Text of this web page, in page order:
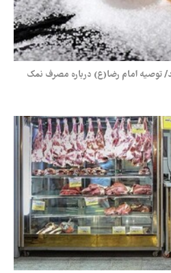
توصیه امام رضا(ع) درباره مصرف نمک